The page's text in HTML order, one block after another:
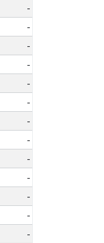
-
-
-
-
-
-
-
-
-
-
-
-
-